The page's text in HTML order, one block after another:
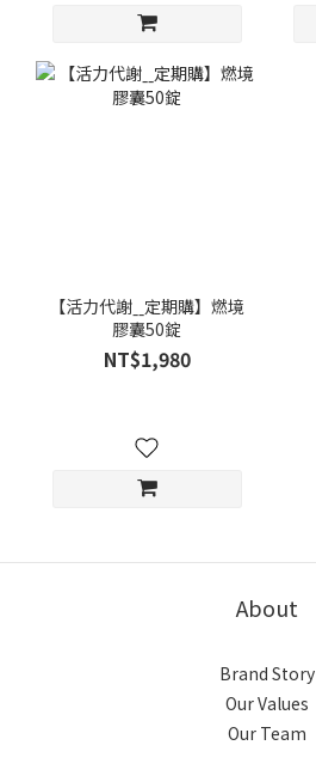
【活力代謝ˍˍ定期購】燃境
膠囊50錠
NT$1,980
About
Brand Story
Our Values
Our Team